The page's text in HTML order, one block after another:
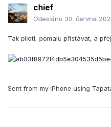
chief
Odesláno 30. června
Tak piloti, pomalu přistávat, a
Sent from my iPhone using